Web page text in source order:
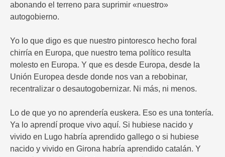
abonando el terreno para suprimir «nuestro»
autogobierno.
Yo lo que digo es que nuestro pintoresco hecho foral
chirría en Europa, que nuestro tema político resulta
molesto en Europa. Y que es desde Europa, desde la
Unión Europea desde donde nos van a rebobinar,
recentralizar o desautogobernizar. Ni más, ni menos.
Lo de que yo no aprendería euskera. Eso es una tontería.
Ya lo aprendí proque vivo aquí. Si hubiese nacido y
vivido en Lugo habría aprendido gallego o si hubiese
nacido y vivido en Girona habría aprendido catalán. Y